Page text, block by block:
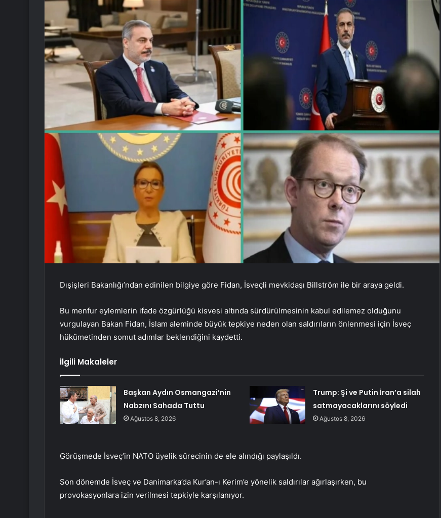
Dışişleri Bakanlığı’ndan edinilen bilgiye göre Fidan, İsveçli mevkidaşı Billström ile bir araya geldi.
Bu menfur eylemlerin ifade özgürlüğü kisvesi altında sürdürülmesinin kabul edilemez olduğunu
vurgulayan Bakan Fidan, İslam aleminde büyük tepkiye neden olan saldırıların önlenmesi için İsveç
hükümetinden somut adımlar beklendiğini kaydetti.
İlgili Makaleler
Başkan Aydın Osmangazi’nin
Nabzını Sahada Tuttu
Ağustos 8, 2026
Trump: Şi ve Putin İran’a silah
satmayacaklarını söyledi
Ağustos 8, 2026
Görüşmede İsveç’in NATO üyelik sürecinin de ele alındığı paylaşıldı.
Son dönemde İsveç ve Danimarka’da Kur’an-ı Kerim’e yönelik saldırılar ağırlaşırken, bu
provokasyonlara izin verilmesi tepkiyle karşılanıyor.